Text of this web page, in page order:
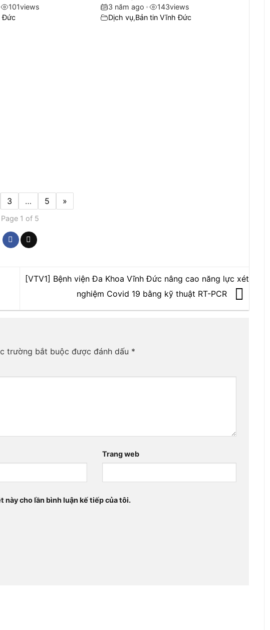
101views
Đức
3 năm ago • 143views
Dịch vụ,Bản tin Vĩnh Đức
3 … 5 »
Page 1 of 5
[VTV1] Bệnh viện Đa Khoa Vĩnh Đức nâng cao năng lực xét
nghiệm Covid 19 bằng kỹ thuật RT-PCR
trường bắt buộc được đánh dấu *
Trang web
cho lần bình luận kế tiếp của tôi.